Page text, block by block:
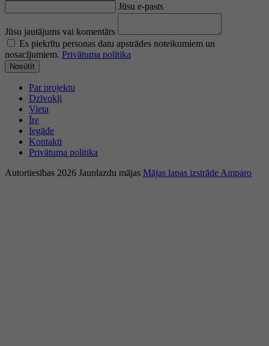
Jūsu e-pasts
Jūsu jautājums vai komentārs
Es piekrītu personas datu apstrādes noteikumiem un
nosacījumiem. Privātuma politika
Nosūtīt
Par projektu
Dzīvokļi
Vieta
Īre
Iegāde
Kontakti
Privātuma politika
Autortiesības 2026 Jaunlazdu mājas Mājas lapas izstrāde Amparo